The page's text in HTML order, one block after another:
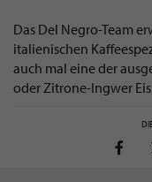
Das Del Negro-Team
italienischen
auch mal eine der
oder Zitrone-Ingwer